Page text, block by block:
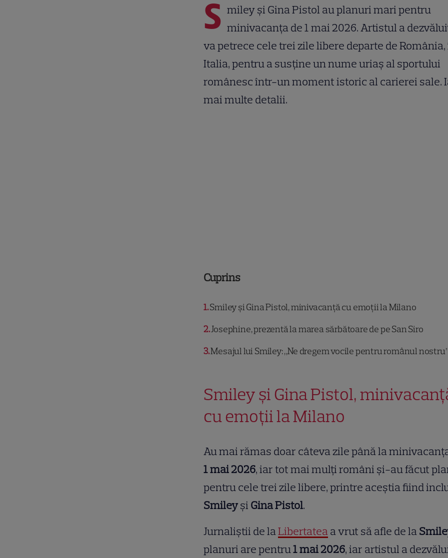
S miley și Gina Pistol au planuri mari pentru
minivacanța de 1 mai 2026. Artistul a
va petrece cele trei zile libere departe de
Italia, pentru a susține un nume uriaș al sportului
românesc într-un moment istoric al carierei sale.
mai multe detalii.
Cuprins
1Smiley și Gina Pistol, minivacanță cu emoții la Milano
2Josephine, prezentă la marea sărbătoare de pe San Siro
3Mesajul lui Smiley: „Ne dregem vocile pentru românul
Smiley și Gina Pistol,
cu emoții la Milano
Au mai rămas doar câteva zile până la
1 mai 2026, iar tot mai mulți români și-au făcut
pentru cele trei zile libere, printre aceștia fiind
Smileyși Gina Pistol.
Jurnaliștii de laLibertateaa vrut să afle de la
planuri are pentru1 mai 2026, iar artistul a